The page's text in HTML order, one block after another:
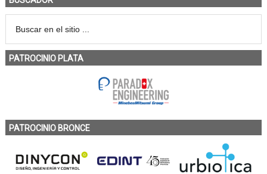
PATROCINIO PLATA
PATROCINIO BRONCE